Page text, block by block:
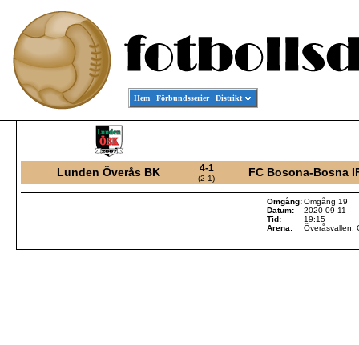
Hem Förbundsserier Distrikt
Lunden Överås BK 4-1
(2-1) FC Bosona-Bosna
Omgång:Omgång 19
Datum:
2020-09-11
Tid:
19:15
Arena:
Överåsvallen,